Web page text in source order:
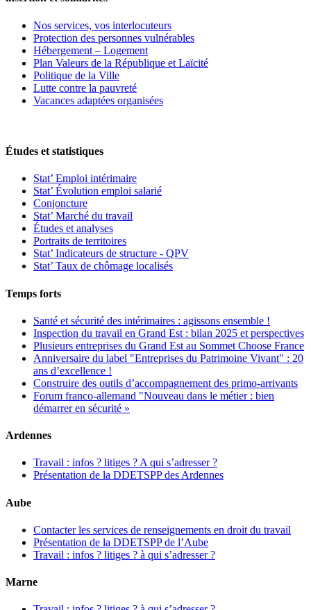
Nos services, vos interlocuteurs
Protection des personnes vulnérables
Hébergement – Logement
Plan Valeurs de la République et Laïcité
Politique de la Ville
Lutte contre la pauvreté
Vacances adaptées organisées
Études et statistiques
Stat’ Emploi intérimaire
Stat’ Évolution emploi salarié
Conjoncture
Stat’ Marché du travail
Études et analyses
Portraits de territoires
Stat’ Indicateurs de structure - QPV
Stat’ Taux de chômage localisés
Temps forts
Santé et sécurité des intérimaires : agissons ensemble !
Inspection du travail en Grand Est : bilan 2025 et perspectives
Plusieurs entreprises du Grand Est au Sommet Choose France
Anniversaire du label "Entreprises du Patrimoine Vivant" : 20
ans d’excellence !
Construire des outils d’accompagnement des primo-arrivants
Forum franco-allemand "Nouveau dans le métier : bien
démarrer en sécurité »
Ardennes
Travail : infos ? litiges ? A qui s’adresser ?
Présentation de la DDETSPP des Ardennes
Aube
Contacter les services de renseignements en droit du travail
Présentation de la DDETSPP de l’Aube
Travail : infos ? litiges ? à qui s’adresser ?
Marne